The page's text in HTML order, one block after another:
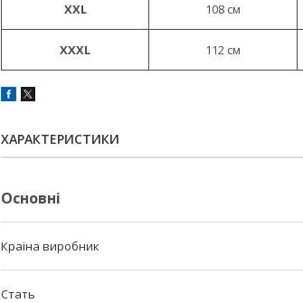
XXL 108 см
XXXL 112 см
ХАРАКТЕРИСТИКИ
Основні
Країна виробник
Стать